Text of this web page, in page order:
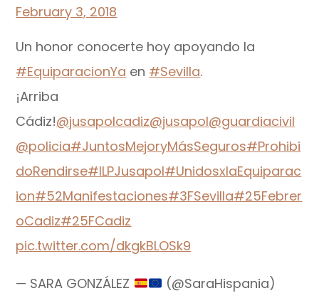
February 3, 2018
Un honor conocerte hoy apoyando la
#EquiparacionYa en #Sevilla.
¡Arriba
Cádiz!@jusapolcadiz@jusapol@guardiacivil
@policia#JuntosMejoryMásSeguros#Prohibi
doRendirse#ILPJusapol#UnidosxlaEquiparac
ion#52Manifestaciones#3FSevilla#25Febrer
oCadiz#25FCadiz
pic.twitter.com/dkgkBLOSk9
— SARA GONZÁLEZ
(@SaraHispania)